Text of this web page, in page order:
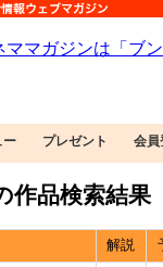
ー プレゼント 会員
作品検索結果
解説